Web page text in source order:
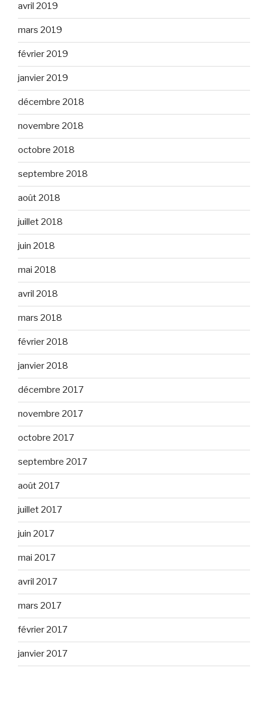
avril 2019
mars 2019
février 2019
janvier 2019
décembre 2018
novembre 2018
octobre 2018
septembre 2018
août 2018
juillet 2018
juin 2018
mai 2018
avril 2018
mars 2018
février 2018
janvier 2018
décembre 2017
novembre 2017
octobre 2017
septembre 2017
août 2017
juillet 2017
juin 2017
mai 2017
avril 2017
mars 2017
février 2017
janvier 2017